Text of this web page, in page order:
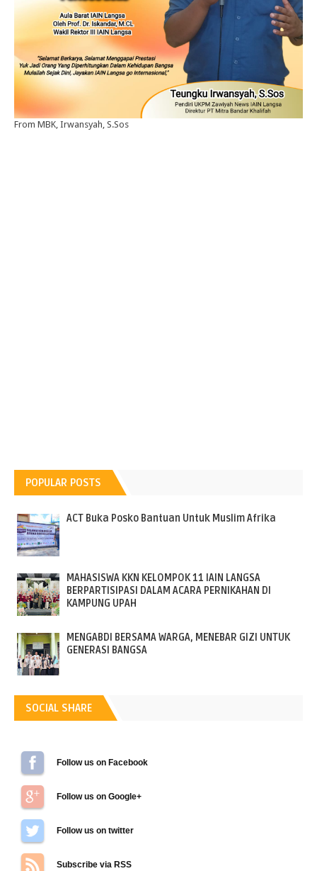
From MBK, Irwansyah, S.Sos
POPULAR POSTS
ACT Buka Posko Bantuan Untuk Muslim Afrika
MAHASISWA KKN KELOMPOK 11 IAIN LANGSA
BERPARTISIPASI DALAM ACARA PERNIKAHAN DI
KAMPUNG UPAH
MENGABDI BERSAMA WARGA, MENEBAR GIZI UNTUK
GENERASI BANGSA
SOCIAL SHARE
Follow us on Facebook
Follow us on Google+
Follow us on Twitter
Subscribe via RSS